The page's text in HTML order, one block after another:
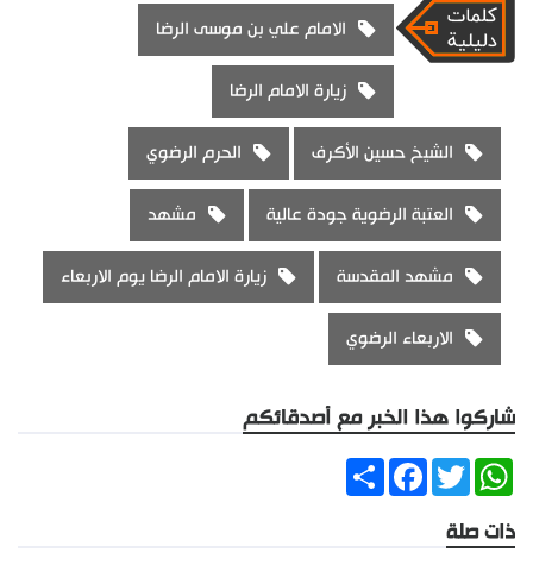
الامام علي بن موسى الرضا
زيارة الامام الرضا
الشيخ حسين الأكرف الحرم الرضوي
العتبة الرضوية جودة عالية مشهد
مشهد المقدسة زيارة الامام الرضا يوم الاربعاء
الاربعاء الرضوي
شاركوا هذا الخبر مع أصدقائكم
ShareFacebookTwitter
WhatsApp
ذات صلة